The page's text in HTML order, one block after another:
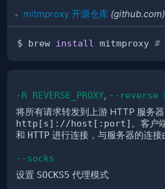
mitmproxy 开源仓库 (github.com)
$ brew install mitmproxy #
-R REVERSE_PROXY, --reverse
将所有请求转发到上游 HTTP 服务器
http[s]://host[:port] 。客户
和 HTTP 进行连接，与服务器的连接
--socks
设置 SOCKS5 代理模式